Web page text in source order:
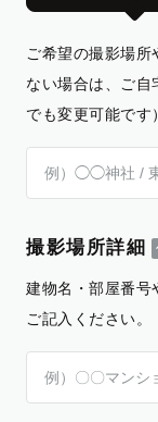
ご希望の撮影場
ない場合は、ご自
でも変更可能です）
撮影場所詳細
建物名・部屋番号
ご記入ください。